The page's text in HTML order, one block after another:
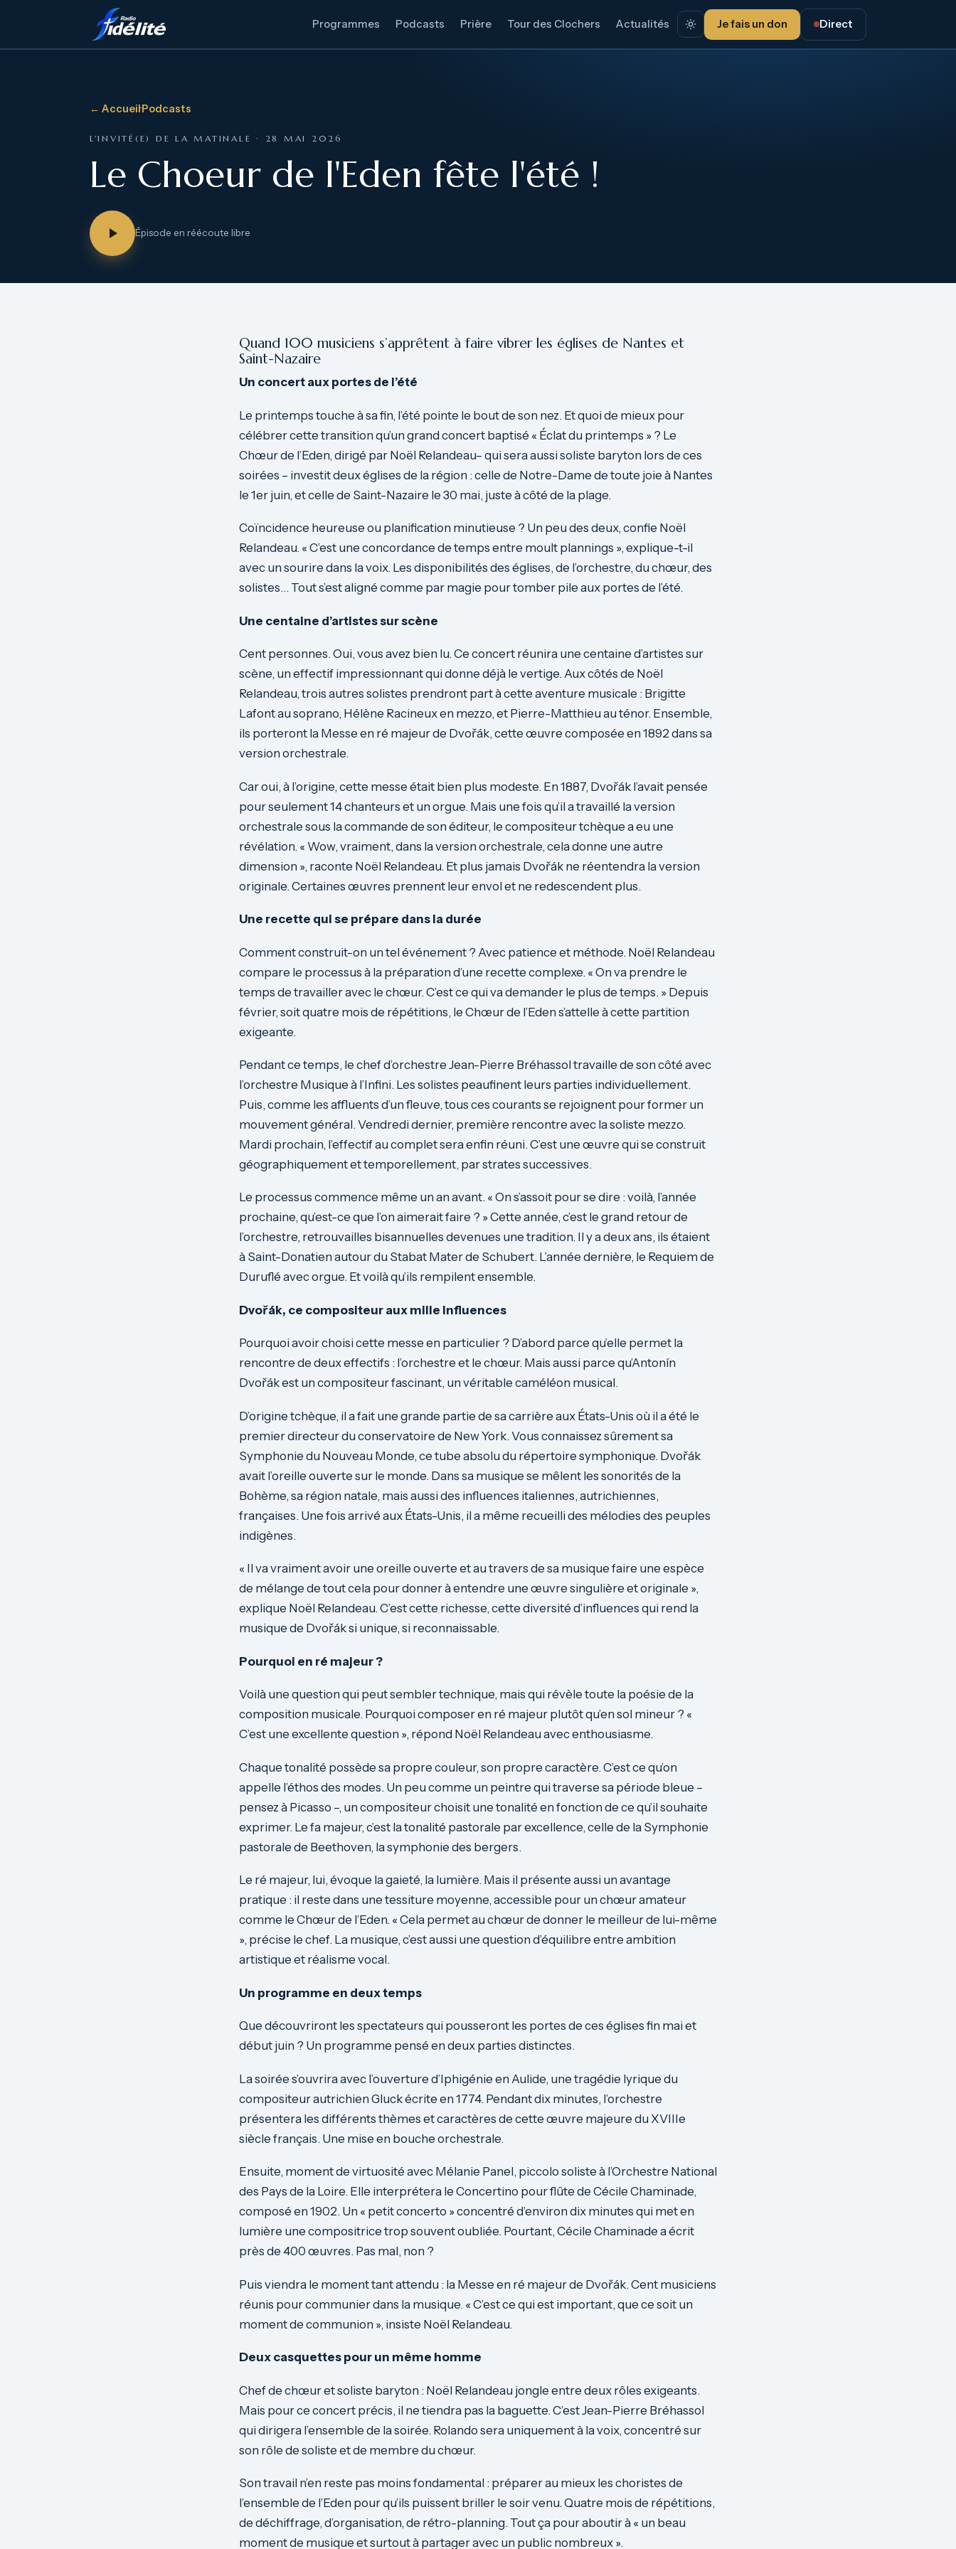
Programmes Podcasts Prière Tour des Clochers Actualités Je fais un don Direct
← Accueil·Podcasts
L'INVITÉ(E) DE LA MATINALE · 28 MAI 2026
Le Choeur de l'Eden fête l'été !
Épisode en réécoute libre
Quand 100 musiciens s’apprêtent à faire vibrer les églises de Nantes et
Saint-Nazaire
Un concert aux portes de l’été
Le printemps touche à sa fin, l’été pointe le bout de son nez. Et quoi de mieux pour
célébrer cette transition qu’un grand concert baptisé « Éclat du printemps » ? Le
Chœur de l’Eden, dirigé par Noël Relandeau– qui sera aussi soliste baryton lors de ces
soirées – investit deux églises de la région : celle de Notre-Dame de toute joie à Nantes
le 1er juin, et celle de Saint-Nazaire le 30 mai, juste à côté de la plage.
Coïncidence heureuse ou planification minutieuse ? Un peu des deux, confie Noël
Relandeau. « C’est une concordance de temps entre moult plannings », explique-t-il
avec un sourire dans la voix. Les disponibilités des églises, de l’orchestre, du chœur, des
solistes… Tout s’est aligné comme par magie pour tomber pile aux portes de l’été.
Une centaine d’artistes sur scène
Cent personnes. Oui, vous avez bien lu. Ce concert réunira une centaine d’artistes sur
scène, un effectif impressionnant qui donne déjà le vertige. Aux côtés de Noël
Relandeau, trois autres solistes prendront part à cette aventure musicale : Brigitte
Lafont au soprano, Hélène Racineux en mezzo, et Pierre-Matthieu au ténor. Ensemble,
ils porteront la Messe en ré majeur de Dvořák, cette œuvre composée en 1892 dans sa
version orchestrale.
Car oui, à l’origine, cette messe était bien plus modeste. En 1887, Dvořák l’avait pensée
pour seulement 14 chanteurs et un orgue. Mais une fois qu’il a travaillé la version
orchestrale sous la commande de son éditeur, le compositeur tchèque a eu une
révélation. « Wow, vraiment, dans la version orchestrale, cela donne une autre
dimension », raconte Noël Relandeau. Et plus jamais Dvořák ne réentendra la version
originale. Certaines œuvres prennent leur envol et ne redescendent plus.
Une recette qui se prépare dans la durée
Comment construit-on un tel événement ? Avec patience et méthode. Noël Relandeau
compare le processus à la préparation d’une recette complexe. « On va prendre le
temps de travailler avec le chœur. C’est ce qui va demander le plus de temps. » Depuis
février, soit quatre mois de répétitions, le Chœur de l’Eden s’attelle à cette partition
exigeante.
Pendant ce temps, le chef d’orchestre Jean-Pierre Bréhassol travaille de son côté avec
l’orchestre Musique à l’Infini. Les solistes peaufinent leurs parties individuellement.
Puis, comme les affluents d’un fleuve, tous ces courants se rejoignent pour former un
mouvement général. Vendredi dernier, première rencontre avec la soliste mezzo.
Mardi prochain, l’effectif au complet sera enfin réuni. C’est une œuvre qui se construit
géographiquement et temporellement, par strates successives.
Le processus commence même un an avant. « On s’assoit pour se dire : voilà, l’année
prochaine, qu’est-ce que l’on aimerait faire ? » Cette année, c’est le grand retour de
l’orchestre, retrouvailles bisannuelles devenues une tradition. Il y a deux ans, ils étaient
à Saint-Donatien autour du Stabat Mater de Schubert. L’année dernière, le Requiem de
Duruflé avec orgue. Et voilà qu’ils rempilent ensemble.
Dvořák, ce compositeur aux mille influences
Pourquoi avoir choisi cette messe en particulier ? D’abord parce qu’elle permet la
rencontre de deux effectifs : l’orchestre et le chœur. Mais aussi parce qu’Antonín
Dvořák est un compositeur fascinant, un véritable caméléon musical.
D’origine tchèque, il a fait une grande partie de sa carrière aux États-Unis où il a été le
premier directeur du conservatoire de New York. Vous connaissez sûrement sa
Symphonie du Nouveau Monde, ce tube absolu du répertoire symphonique. Dvořák
avait l’oreille ouverte sur le monde. Dans sa musique se mêlent les sonorités de la
Bohème, sa région natale, mais aussi des influences italiennes, autrichiennes,
françaises. Une fois arrivé aux États-Unis, il a même recueilli des mélodies des peuples
indigènes.
« Il va vraiment avoir une oreille ouverte et au travers de sa musique faire une espèce
de mélange de tout cela pour donner à entendre une œuvre singulière et originale »,
explique Noël Relandeau. C’est cette richesse, cette diversité d’influences qui rend la
musique de Dvořák si unique, si reconnaissable.
Pourquoi en ré majeur ?
Voilà une question qui peut sembler technique, mais qui révèle toute la poésie de la
composition musicale. Pourquoi composer en ré majeur plutôt qu’en sol mineur ? «
C’est une excellente question », répond Noël Relandeau avec enthousiasme.
Chaque tonalité possède sa propre couleur, son propre caractère. C’est ce qu’on
appelle l’éthos des modes. Un peu comme un peintre qui traverse sa période bleue –
pensez à Picasso –, un compositeur choisit une tonalité en fonction de ce qu’il souhaite
exprimer. Le fa majeur, c’est la tonalité pastorale par excellence, celle de la Symphonie
pastorale de Beethoven, la symphonie des bergers.
Le ré majeur, lui, évoque la gaieté, la lumière. Mais il présente aussi un avantage
pratique : il reste dans une tessiture moyenne, accessible pour un chœur amateur
comme le Chœur de l’Eden. « Cela permet au chœur de donner le meilleur de lui-même
», précise le chef. La musique, c’est aussi une question d’équilibre entre ambition
artistique et réalisme vocal.
Un programme en deux temps
Que découvriront les spectateurs qui pousseront les portes de ces églises fin mai et
début juin ? Un programme pensé en deux parties distinctes.
La soirée s’ouvrira avec l’ouverture d’Iphigénie en Aulide, une tragédie lyrique du
compositeur autrichien Gluck écrite en 1774. Pendant dix minutes, l’orchestre
présentera les différents thèmes et caractères de cette œuvre majeure du XVIIIe
siècle français. Une mise en bouche orchestrale.
Ensuite, moment de virtuosité avec Mélanie Panel, piccolo soliste à l’Orchestre National
des Pays de la Loire. Elle interprétera le Concertino pour flûte de Cécile Chaminade,
composé en 1902. Un « petit concerto » concentré d’environ dix minutes qui met en
lumière une compositrice trop souvent oubliée. Pourtant, Cécile Chaminade a écrit
près de 400 œuvres. Pas mal, non ?
Puis viendra le moment tant attendu : la Messe en ré majeur de Dvořák. Cent musiciens
réunis pour communier dans la musique. « C’est ce qui est important, que ce soit un
moment de communion », insiste Noël Relandeau.
Deux casquettes pour un même homme
Chef de chœur et soliste baryton : Noël Relandeau jongle entre deux rôles exigeants.
Mais pour ce concert précis, il ne tiendra pas la baguette. C’est Jean-Pierre Bréhassol
qui dirigera l’ensemble de la soirée. Rolando sera uniquement à la voix, concentré sur
son rôle de soliste et de membre du chœur.
Son travail n’en reste pas moins fondamental : préparer au mieux les choristes de
l’ensemble de l’Eden pour qu’ils puissent briller le soir venu. Quatre mois de répétitions,
de déchiffrage, d’organisation, de rétro-planning. Tout ça pour aboutir à « un beau
moment de musique et surtout à partager avec un public nombreux ».